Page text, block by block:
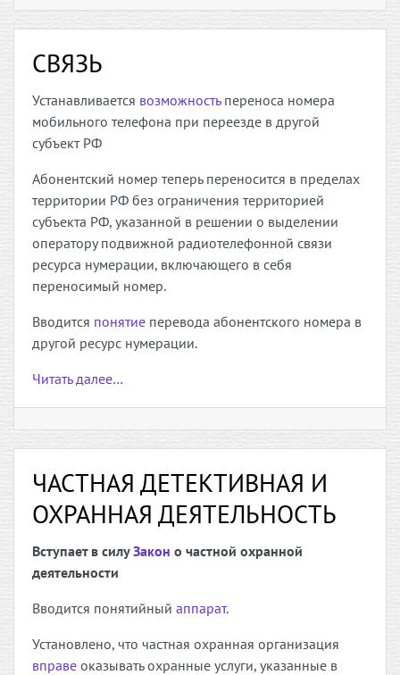
СВЯЗЬ
Устанавливается возможностьпереноса номера
мобильного телефона при переезде в другой
субъект РФ
Абонентский номер теперь переносится в пределах
территории РФ без ограничения территорией
субъекта РФ, указанной в решении о выделении
оператору подвижной радиотелефонной связи
ресурса нумерации, включающего в себя
переносимый номер.
Вводится понятие перевода абонентского номера в
другой ресурс нумерации.
Читать далее…
ЧАСТНАЯ ДЕТЕКТИВНАЯ И
ОХРАННАЯ ДЕЯТЕЛЬНОСТЬ
Вступает в силуЗакон о частной охранной
деятельности
Вводится понятийный аппарат.
Установлено, что частная охранная организация
вправе оказывать охранные услуги, указанные в